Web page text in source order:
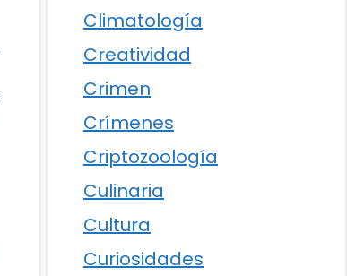
Climatología
Creatividad
Crimen
Crímenes
Criptozoología
Culinaria
Cultura
Curiosidades